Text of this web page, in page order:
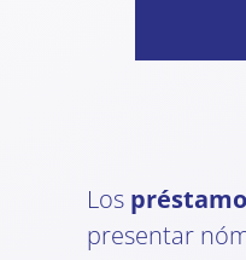
Los
presentar